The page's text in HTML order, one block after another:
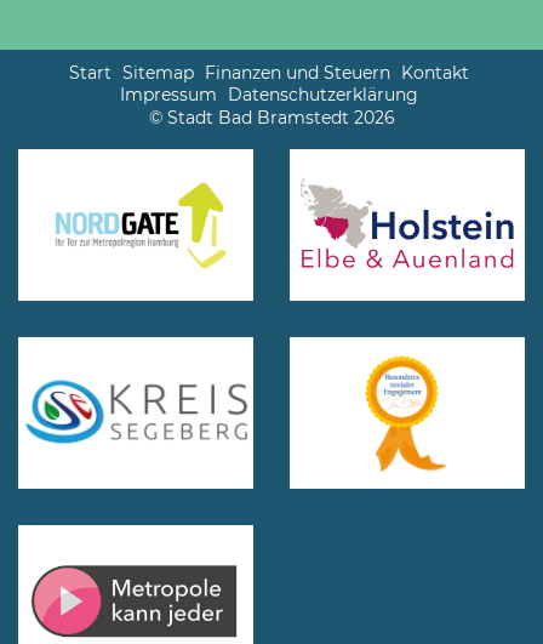
Start Sitemap Finanzen und Steuern Kontakt
Impressum
Datenschutzerklärung
© Stadt Bad Bramstedt 2026